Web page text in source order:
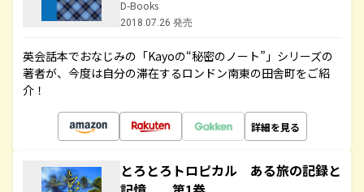
D-Books
2018.07.26 発売
英会話本でおなじみの「Kayoの“秘密のノート”」シリーズの
著者が、今度は自分の滞在するロンドン南東の田舎町をご紹
介！
詳細を見る
とろとろトロピカル ある旅の記録と